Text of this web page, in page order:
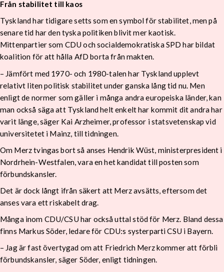
Från stabilitet till kaos
Tyskland har tidigare setts som en symbol för stabilitet, men på
senare tid har den tyska politiken blivit mer kaotisk.
Mittenpartier som CDU och socialdemokratiska SPD har bildat
koalition för att hålla AfD borta från makten.
– Jämfört med 1970- och 1980-talen har Tyskland upplevt
relativt liten politisk stabilitet under ganska lång tid nu. Men
enligt de normer som gäller i många andra europeiska länder, kan
man också säga att Tyskland helt enkelt har kommit dit andra har
varit länge, säger Kai Arzheimer, professor i statsvetenskap vid
universitetet i Mainz, till tidningen.
Om Merz tvingas bort så anses Hendrik Wüst, ministerpresident i
Nordrhein-Westfalen, vara en het kandidat till posten som
förbundskansler.
Det är dock långt ifrån säkert att Merz avsätts, eftersom det
anses vara ett riskabelt drag.
Många inom CDU/CSU har också uttal stöd för Merz. Bland dessa
finns Markus Söder, ledare för CDU:s systerparti CSU i Bayern.
– Jag är fast övertygad om att Friedrich Merz kommer att förbli
förbundskansler, säger Söder, enligt tidningen.